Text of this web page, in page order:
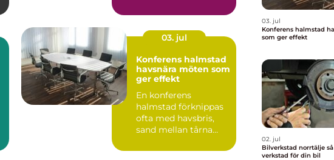
03. jul
Konferens halmstad
havsnära möten som
ger effekt
En konferens
halmstad förknippas
ofta med havsbris,
sand mellan tårna
landskap bara m...
03. jul
Konferens halmstad havsnära möten
som ger effekt
02. jul
Bilverkstad norrtälje så väljer du rätt
verkstad för din bil